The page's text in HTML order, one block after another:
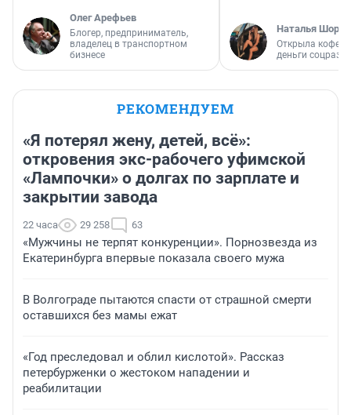
Олег Арефьев
Блогер, предприниматель,
владелец в транспортном
бизнесе
Наталья
Открыла
деньги
РЕКОМЕНДУЕМ
«Я потерял жену, детей, всё»:
откровения экс-рабочего уфимской
«Лампочки» о долгах по зарплате и
закрытии завода
22 часа 29 258 63
«Мужчины не терпят конкуренции». Порнозвезда из
Екатеринбурга впервые показала своего мужа
В Волгограде пытаются спасти от страшной смерти
оставшихся без мамы ежат
«Год преследовал и облил кислотой». Рассказ
петербурженки о жестоком нападении и
реабилитации